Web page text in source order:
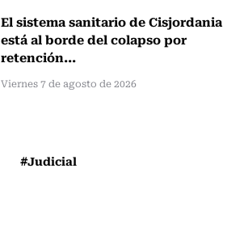
El sistema sanitario de Cisjordania
está al borde del colapso por
retención...
Viernes 7 de agosto de 2026
#Judicial